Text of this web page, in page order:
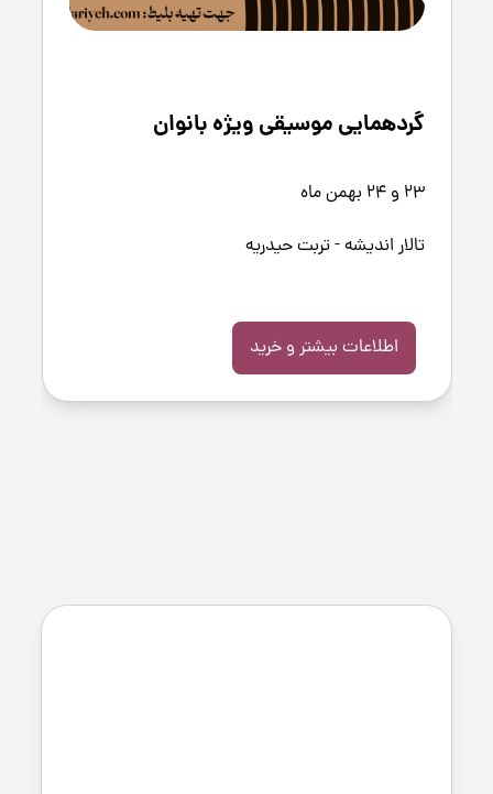
گردهمایی موسیقی ویژه بانوان
23 و 24 بهمن ماه
تالار اندیشه - تربت حیدریه
اطلاعات بیشتر و خرید